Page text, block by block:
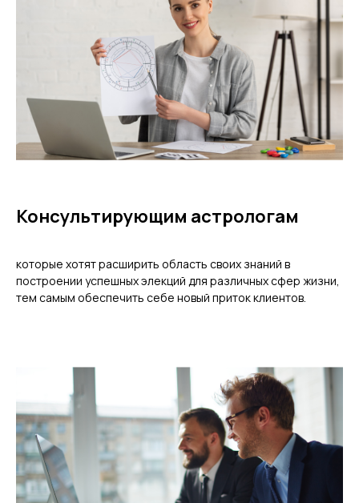
Консультирующим астрологам
которые хотят расширить область своих знаний в
построении успешных элекций для различных сфер жизни,
тем самым обеспечить себе новый приток клиентов.